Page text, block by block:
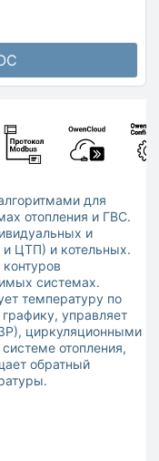
для
отопления и ГВС.
и
ЦТП) и котельных.
системах.
температуру по
управляет
циркуляционными
отопления,
обратный